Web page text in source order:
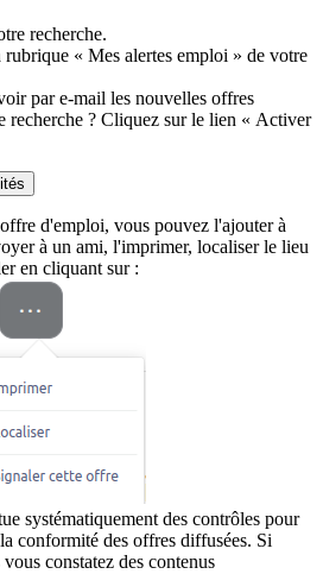
recherche.
« Mes alertes emploi » de votre
par e-mail les nouvelles offres
recherche ? Cliquez sur le lien « Activer
d'emploi, vous pouvez l'ajouter à
à un ami, l'imprimer, localiser le lieu
en cliquant sur :
systématiquement des contrôles pour
conformité des offres diffusées. Si
constatez des contenus